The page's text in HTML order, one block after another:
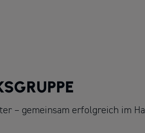
– gemeinsam erfolgreich im